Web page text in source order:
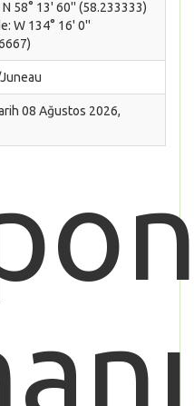
58° 13' 60'' (58.233333)
W 134° 16' 0''
08 Ağustos 2026,